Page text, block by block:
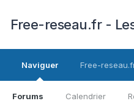
Free-reseau.fr -
Naviguer
Forums Calendrier
Free-